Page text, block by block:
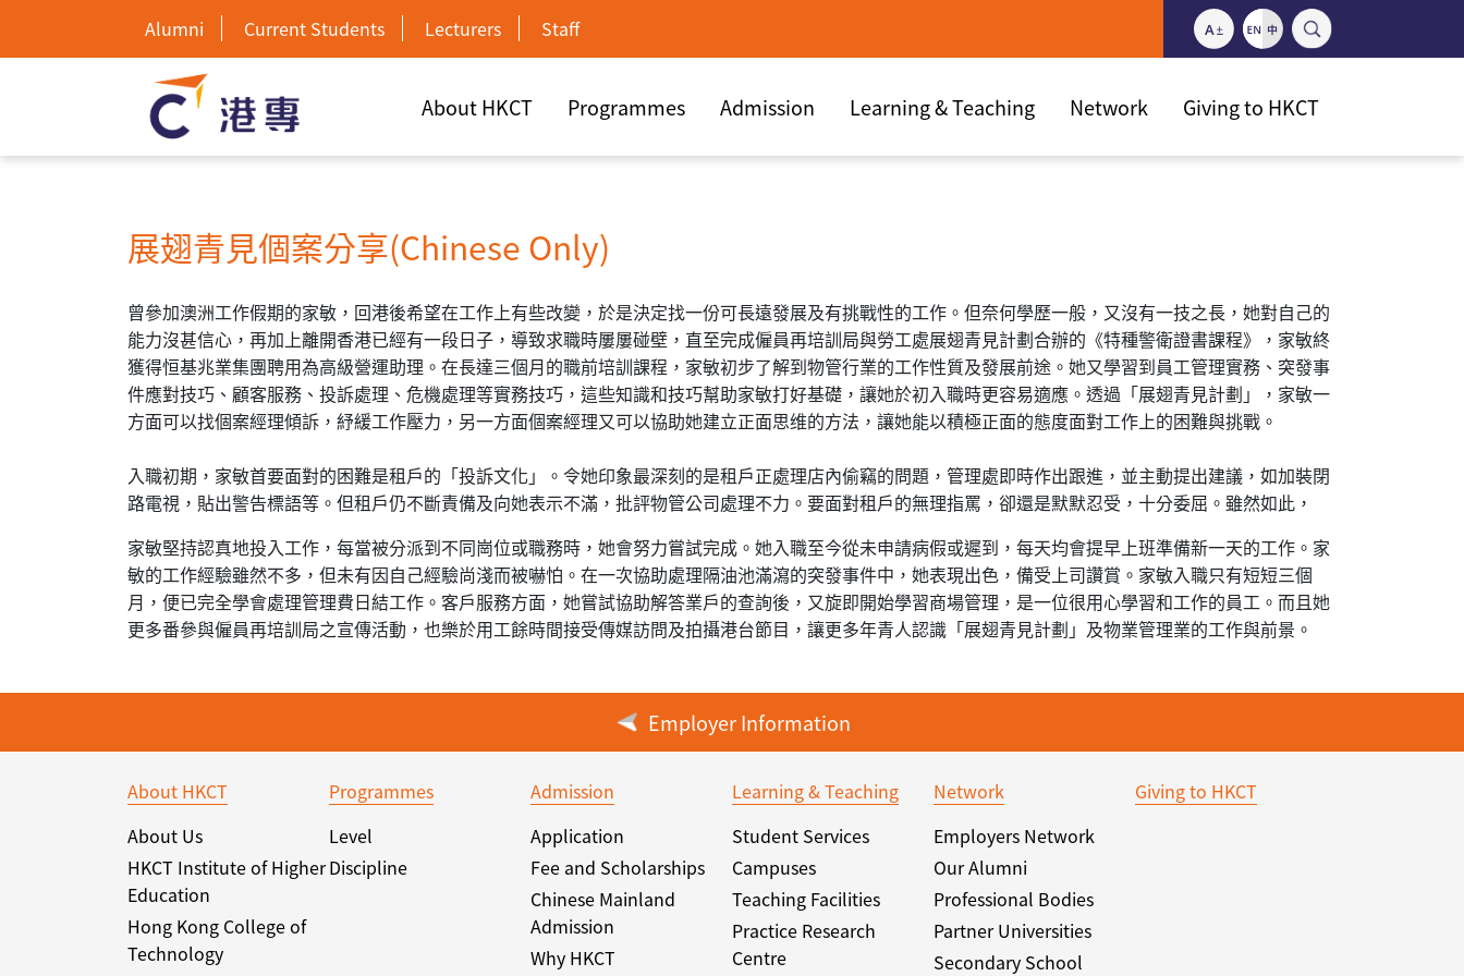
Alumni Current Students Lecturers Staff
About HKCT Programmes Admission Learning & Teaching Network Giving to HKCT
展翅青見個案分享(Chinese Only)
曾參加澳洲工作假期的家敏，回港後希望在工作上有些改變，於是決定找一份可長遠發展及有挑戰性的工作。但奈何學歷一般，又沒有一技之長，她對自己的
能力沒甚信心，再加上離開香港已經有一段日子，導致求職時屢屢碰壁，直至完成僱員再培訓局與勞工處展翅青見計劃合辦的《特種警衛證書課程》，家敏終
獲得恒基兆業集團聘用為高級營運助理。在長達三個月的職前培訓課程，家敏初步了解到物管行業的工作性質及發展前途。她又學習到員工管理實務、突發事
件應對技巧、顧客服務、投訴處理、危機處理等實務技巧，這些知識和技巧幫助家敏打好基礎，讓她於初入職時更容易適應。透過「展翅青見計劃」，家敏一
方面可以找個案經理傾訴，紓緩工作壓力，另一方面個案經理又可以協助她建立正面思维的方法，讓她能以積極正面的態度面對工作上的困難與挑戰。
入職初期，家敏首要面對的困難是租戶的「投訴文化」。令她印象最深刻的是租戶正處理店內偷竊的問題，管理處即時作出跟進，並主動提出建議，如加裝閉
路電視，貼出警告標語等。但租戶仍不斷責備及向她表示不滿，批評物管公司處理不力。要面對租戶的無理指罵，卻還是默默忍受，十分委屈。雖然如此，
家敏堅持認真地投入工作，每當被分派到不同崗位或職務時，她會努力嘗試完成。她入職至今從未申請病假或遲到，每天均會提早上班準備新一天的工作。家
敏的工作經驗雖然不多，但未有因自己經驗尚淺而被嚇怕。在一次協助處理隔油池滿瀉的突發事件中，她表現出色，備受上司讚賞。家敏入職只有短短三個
月，便已完全學會處理管理費日結工作。客戶服務方面，她嘗試協助解答業戶的查詢後，又旋即開始學習商場管理，是一位很用心學習和工作的員工。而且她
更多番參與僱員再培訓局之宣傳活動，也樂於用工餘時間接受傳媒訪問及拍攝港台節目，讓更多年青人認識「展翅青見計劃」及物業管理業的工作與前景。
Employer Information
About HKCT
About Us
HKCT Institute of Higher
Education
Hong Kong College of
Technology
Programmes
Level
Discipline
Admission
Application
Fee and Scholarships
Chinese Mainland
Admission
Why HKCT
Learning & Teaching
Student Services
Campuses
Teaching Facilities
Practice Research
Centre
Network
Employers Network
Our Alumni
Professional Bodies
Partner Universities
Secondary School
Giving to HKCT